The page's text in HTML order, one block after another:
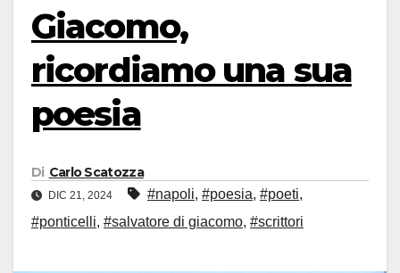
Giacomo,
ricordiamo una sua
poesia
Di Carlo Scatozza
DIC 21, 2024 #napoli, #poesia, #poeti,
#ponticelli, #salvatore di giacomo, #scrittori